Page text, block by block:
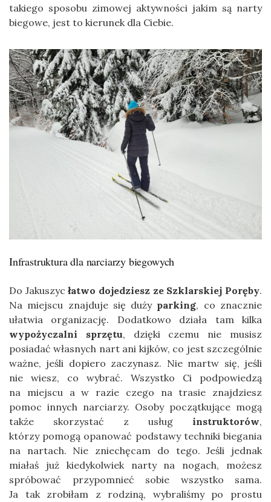
takiego sposobu zimowej aktywności jakim są narty
biegowe, jest to kierunek dla Ciebie.
Infrastruktura dla narciarzy biegowych
Do Jakuszycłatwo dojedziesz ze Szklarskiej Poręby.
Na miejscu znajduje się duży parking, co znacznie
ułatwia organizację. Dodatkowo działa tam kilka
wypożyczalni sprzętu, dzięki czemu nie musisz
posiadać własnych nart ani kijków, co jest szczególnie
ważne, jeśli dopiero zaczynasz. Nie martw się, jeśli
nie wiesz, co wybrać. Wszystko Ci podpowiedzą
na miejscu a w razie czego na trasie znajdziesz
pomoc innych narciarzy. Osoby początkujące mogą
także skorzystać z usług instruktorów,
którzy pomogą opanować podstawy techniki biegania
na nartach. Nie zniechęcam do tego. Jeśli jednak
miałaś już kiedykolwiek narty na nogach, możesz
spróbować przypomnieć sobie wszystko sama.
Ja tak zrobiłam z rodziną, wybraliśmy po prostu